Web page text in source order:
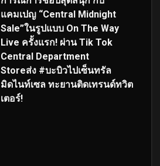
แคมเปญ “Central Midnight
Sale”ในรูปแบบ On The Way
Live ครั้งแรก! ผ่าน Tik Tok
Central Department
Storeส่ง #บะบิวไปเซ็นทรัล
มิดไนท์เซล ทะยานติดเทรนด์ทวิต
เตอร์!